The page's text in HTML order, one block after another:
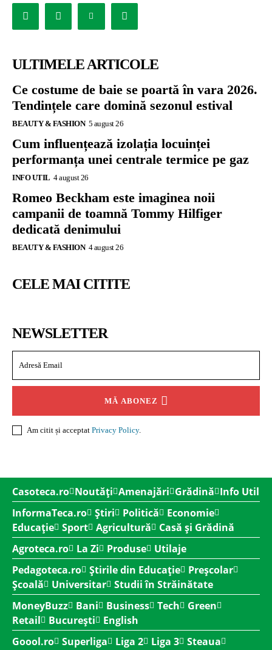
ULTIMELE ARTICOLE
Ce costume de baie se poartă în vara 2026.
Tendințele care domină sezonul estival
BEAUTY & FASHION 5 august 26
Cum influențează izolația locuinței
performanța unei centrale termice pe gaz
INFO UTIL 4 august 26
Romeo Beckham este imaginea noii
campanii de toamnă Tommy Hilfiger
dedicată denimului
BEAUTY & FASHION 4 august 26
CELE MAI CITITE
NEWSLETTER
MĂ ABONEZ
Am citit și acceptat Privacy Policy.
Casoteca.ro Noutăți Amenajări Grădină Info Util
InformaTeca.ro Știri Politică
Economie
Educație Sport Agricultură
Casă și Grădină
Agroteca.ro
La Zi Produse
Utilaje
Pedagoteca.ro Știrile din Educație
Preșcolar
Școală
Universitar Studii în Străinătate
MoneyBuzz
Bani Business Tech
Green
Retail
București
English
Goool.ro Superliga Liga 2 Liga 3 Steaua